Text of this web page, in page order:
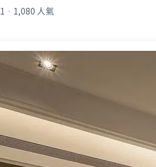
· 1,080 人氣